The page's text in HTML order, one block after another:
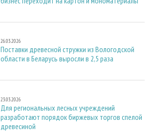
26.03.2026
Поставки древесной стружки из Вологодской
области в Беларусь выросли в 2,5 раза
23.03.2026
Для региональных лесных учреждений
разработают порядок биржевых торгов спелой
древесиной